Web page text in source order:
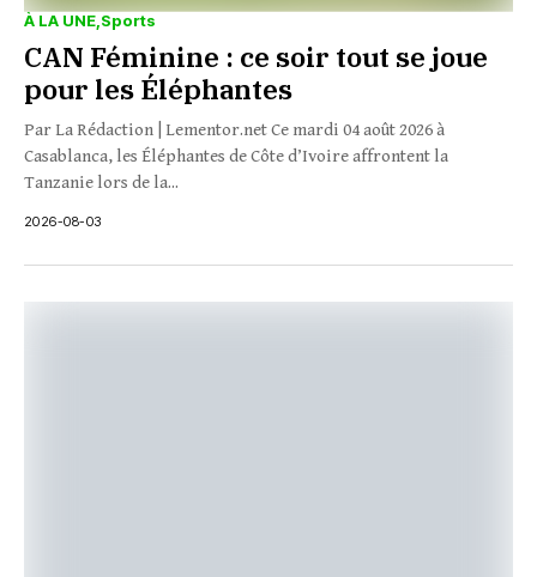
À LA UNE Sports
CAN Féminine : ce soir tout se joue
pour les Éléphantes
Par La Rédaction | Lementor.net Ce mardi 04 août 2026 à
Casablanca, les Éléphantes de Côte d’Ivoire affrontent la
Tanzanie lors de la...
2026-08-03